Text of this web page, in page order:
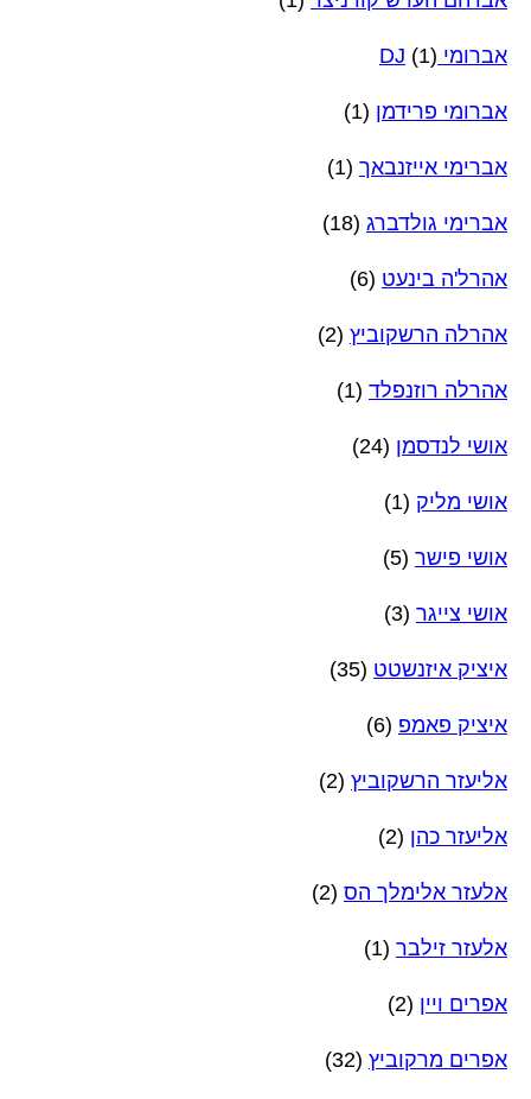
אברומי DJ (1)
אברומי פרידמן (1)
אברימי אייזנבאך (1)
אברימי גולדברג (18)
אהרל'ה בינעט (6)
אהרלה הרשקוביץ (2)
אהרלה רוזנפלד (1)
אושי לנדסמן (24)
אושי מליק (1)
אושי פישר (5)
אושי צייגר (3)
איציק איזנשטט (35)
איציק פאמפ (6)
אליעזר הרשקוביץ (2)
אליעזר כהן (2)
אלעזר אלימלך הס (2)
אלעזר זילבר (1)
אפרים ויין (2)
אפרים מרקוביץ (32)